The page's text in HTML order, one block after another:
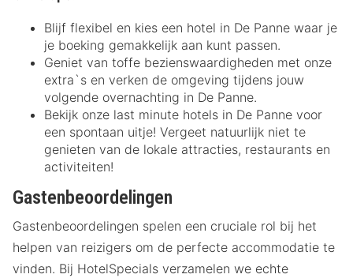
Blijf flexibel en kies een hotel in De Panne waar je
je boeking gemakkelijk aan kunt passen.
Geniet van toffe bezienswaardigheden met onze
extra`s en verken de omgeving tijdens jouw
volgende overnachting in De Panne.
Bekijk onze last minute hotels in De Panne voor
een spontaan uitje! Vergeet natuurlijk niet te
genieten van de lokale attracties, restaurants en
activiteiten!
Gastenbeoordelingen
Gastenbeoordelingen spelen een cruciale rol bij het
helpen van reizigers om de perfecte accommodatie te
vinden. Bij HotelSpecials verzamelen we echte